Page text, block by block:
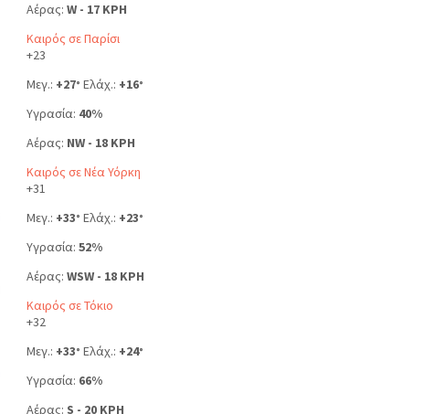
Αέρας: W - 17 KPH
Καιρός σε Παρίσι
+23
Μεγ.: +27° Ελάχ.: +16°
Υγρασία: 40%
Αέρας: NW - 18 KPH
Καιρός σε Νέα Υόρκη
+31
Μεγ.: +33° Ελάχ.: +23°
Υγρασία: 52%
Αέρας: WSW - 18 KPH
Καιρός σε Τόκιο
+32
Μεγ.: +33° Ελάχ.: +24°
Υγρασία: 66%
Αέρας: S - 20 KPH